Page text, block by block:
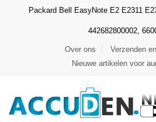
Packard Bell EasyNote E2 E2311
442682800002,
Over ons
Verzenden
Nieuwe artikelen voor